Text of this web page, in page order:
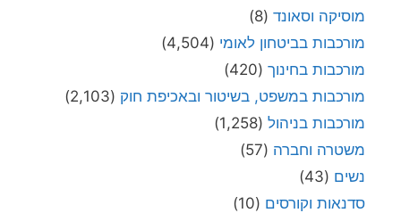
מוסיקה וסאונד (8)
מורכבות בביטחון לאומי (4,504)
מורכבות בחינוך (420)
מורכבות במשפט, בשיטור ובאכיפת חוק (2,103)
מורכבות בניהול (1,258)
משטרה וחברה (57)
נשים (43)
סדנאות וקורסים (10)